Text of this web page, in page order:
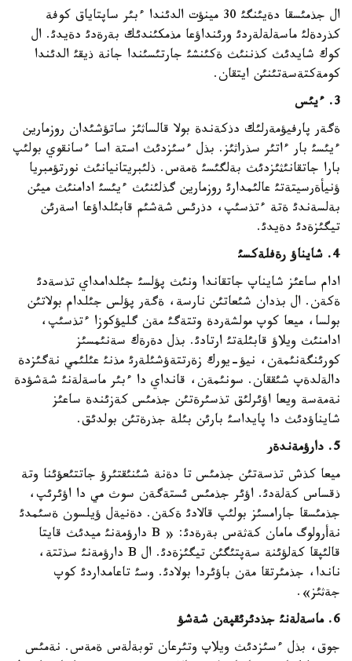
ال جذمئسقا دةيئنگئ 30 مينؤت الدئندا ءبئر ساپتاياق كوفة
كذردةلئ ماسةلةلةردئ ورئنداؤعا مذمكئندئك بةرةدئ دةيدئ. ال
كوك شايدئث كذننئث ةكئنشئ جارتئسئندا جانة ذيقئ الدئندا
كومةكتةسةتئنئن ايتقان.
3. ءيئس
ةگةر پارفيؤمةرلئك دذكةندة بولا قالساثئز ساتؤشئدان روزمارين
ءيئسئ بار ءاتئر سذراثئز. بذل ءسئزدئث استة اسا ءسانقوي بولئپ
بارا جاتقانئثئزدئث بةلگئسئ ةمةس. ذلئبريتانيانئث نورتؤمبريا
ؤنيأةرسيتةتئ عالئمدارئ روزمارين گذلئنئث ءيئسئ ادامنئث ميئن
بةلسةندئ ةتة ءتذسئپ، دذرئس شةشئم قابئلداؤعا اسةرئن
تيگئزةدئ دةيدئ.
4. شايناؤ رةفلةكسئ
ادام ساعئز شايناپ جاتقاندا ونئث پؤلسئ جئلدامداي تذسةدئ
ةكةن. ال بذدان شئعاتئن نارسة، ةگةر پؤلس جئلدام بولاتئن
بولسا، ميعا كوپ مولشةردة وتتةگئ مةن گليؤكوزا ءتذسئپ،
ادامنئث ويلاؤ قابئلةتئ ارتادئ. بذل دةرةك سةنئمسئز
كورئنگةنئمةن، نيؤ-يورك زةرتتةؤشئلةرئ مذنئ عئلئمي نةگئزدة
دالةلدةپ شئققان. سونئمةن، قانداي دا ءبئر ماسةلةنئ شةشؤدة
نةمةسة ويعا اؤئرلئق تذسئرةتئن جذمئس كةزئندة ساعئز
شايناؤدئث دا پايداسئ بارئن بئلة جذرةتئن بولدئق.
5. دارؤمةندةر
ميعا كذش تذسةتئن جذمئس تا دةنة شئنئقتئرؤ جاتتئعؤئنا وتة
ذقساس كةلةدئ. اؤئر جذمئس ئستةگةن سوث مي دا اؤئرئپ،
جذمئسقا جارامسئز بولئپ قالادئ ةكةن. دةنيةل ؤيلسون ةسئمدئ
نةأرولوگ مامان كةثةس بةرةدئ: « B دارؤمةنئ ميدئث قايتا
قالئپقا كةلؤئنة سةپتئگئن تيگئزةدئ. ال B دارؤمةنئ سذتتة،
ناندا، جذمئرتقا مةن باؤئردا بولادئ. وسئ تاعامداردئ كوپ
جةثئز».
6. ماسةلةنئ جذدئرئقپةن شةشؤ
جوق، بذل ءسئزدئث ويلاپ وتئرعان توبةلةس ةمةس. نةمئس